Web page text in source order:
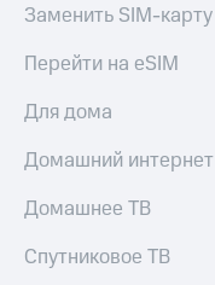
Заменить SIM-карту
Перейти на eSIM
Для дома
Домашний интернет
Домашнее ТВ
Спутниковое ТВ